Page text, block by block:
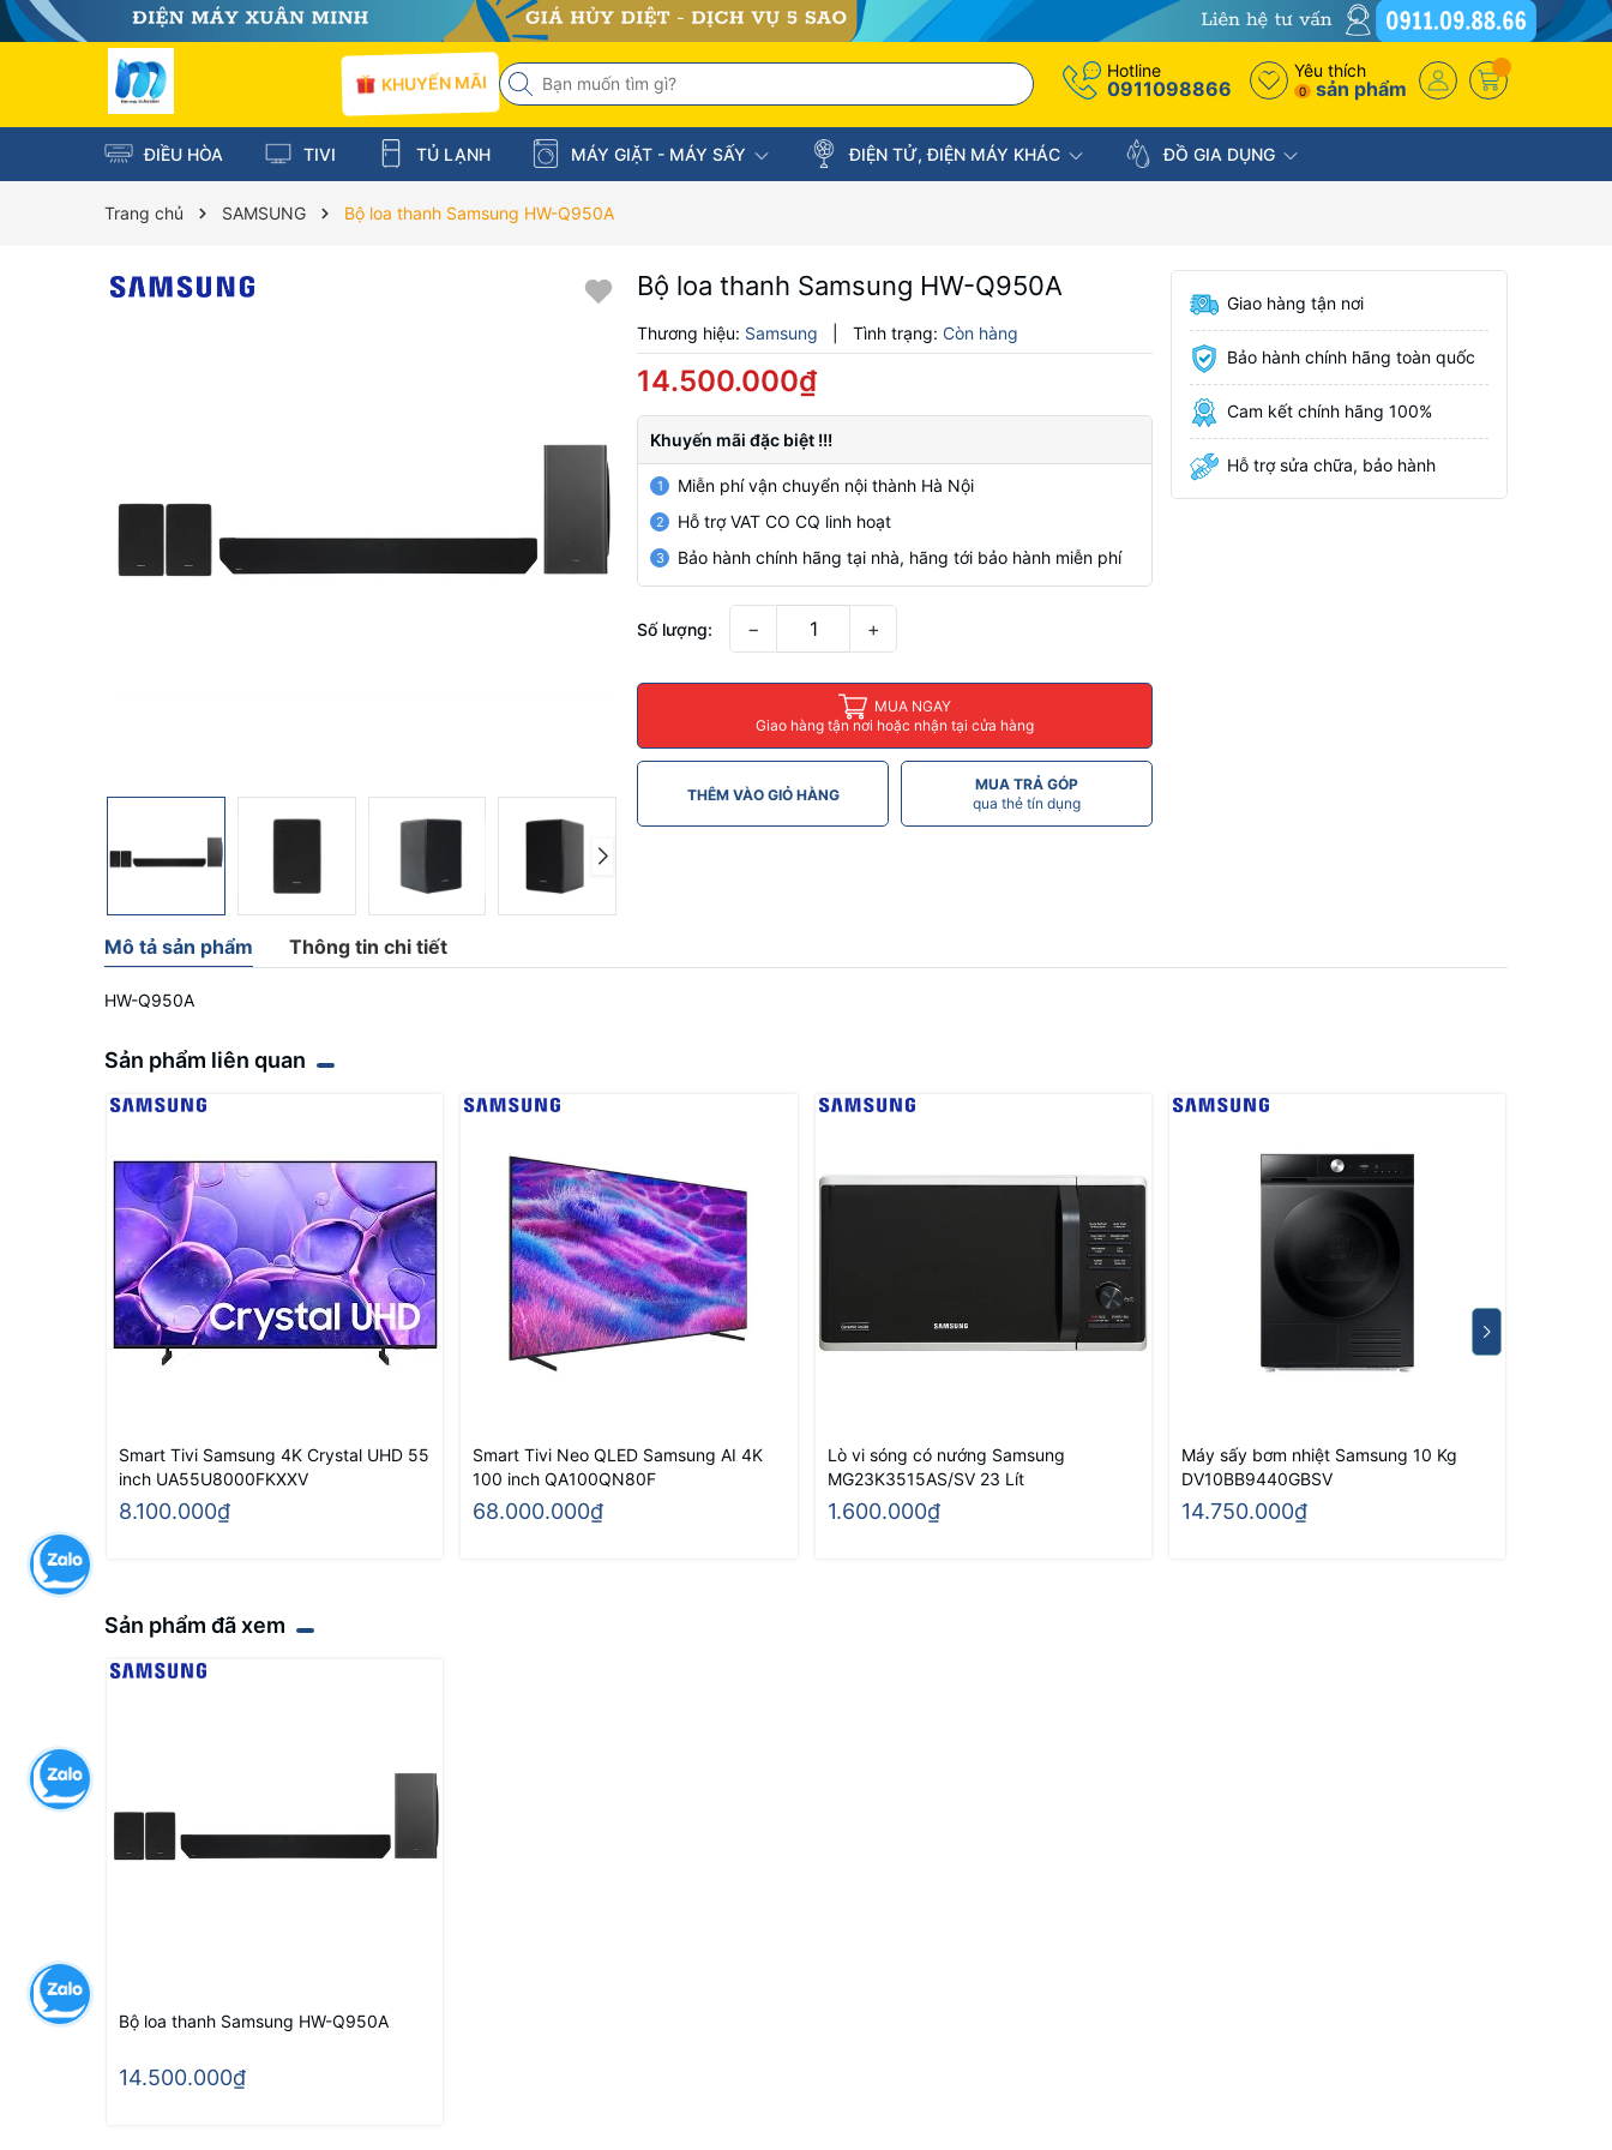
KHUYẾN MÃI
Hotline
0911098866
Yêu thích
0 sản phẩm
ĐIỀU HÒA TIVI TỦ LẠNH MÁY GIẶT - MÁY SẤY ĐIỆN TỬ, ĐIỆN MÁY KHÁC ĐỒ GIA DỤNG
Trang chủ SAMSUNG Bộ loa thanh Samsung HW-Q950A
Bộ loa thanh Samsung HW-Q950A
Thương hiệu: Samsung Tình trạng: Còn hàng
14.500.000₫
Khuyến mãi đặc biệt !!!
1 Miễn phí vận chuyển nội thành Hà Nội
2 Hỗ trợ VAT CO CQ linh hoạt
3 Bảo hành chính hãng tại nhà, hãng tới bảo hành miễn phí
Số lượng: − +
MUA NGAY
Giao hàng tận nơi hoặc nhận tại cửa hàng
THÊM VÀO GIỎ HÀNG
MUA TRẢ GÓP
qua thẻ tín dụng
Giao hàng tận nơi
Bảo hành chính hãng toàn quốc
Cam kết chính hãng 100%
Hỗ trợ sửa chữa, bảo hành
Mô tả sản phẩm Thông tin chi tiết
HW-Q950A
Sản phẩm liên quan
Smart Tivi Samsung 4K Crystal UHD 55
inch UA55U8000FKXXV
8.100.000₫
Smart Tivi Neo QLED Samsung AI 4K
100 inch QA100QN80F
68.000.000₫
Lò vi sóng có nướng Samsung
MG23K3515AS/SV 23 Lít
1.600.000₫
Máy sấy bơm nhiệt Samsung 10 Kg
DV10BB9440GBSV
14.750.000₫
Sản phẩm đã xem
Bộ loa thanh Samsung HW-Q950A
14.500.000₫